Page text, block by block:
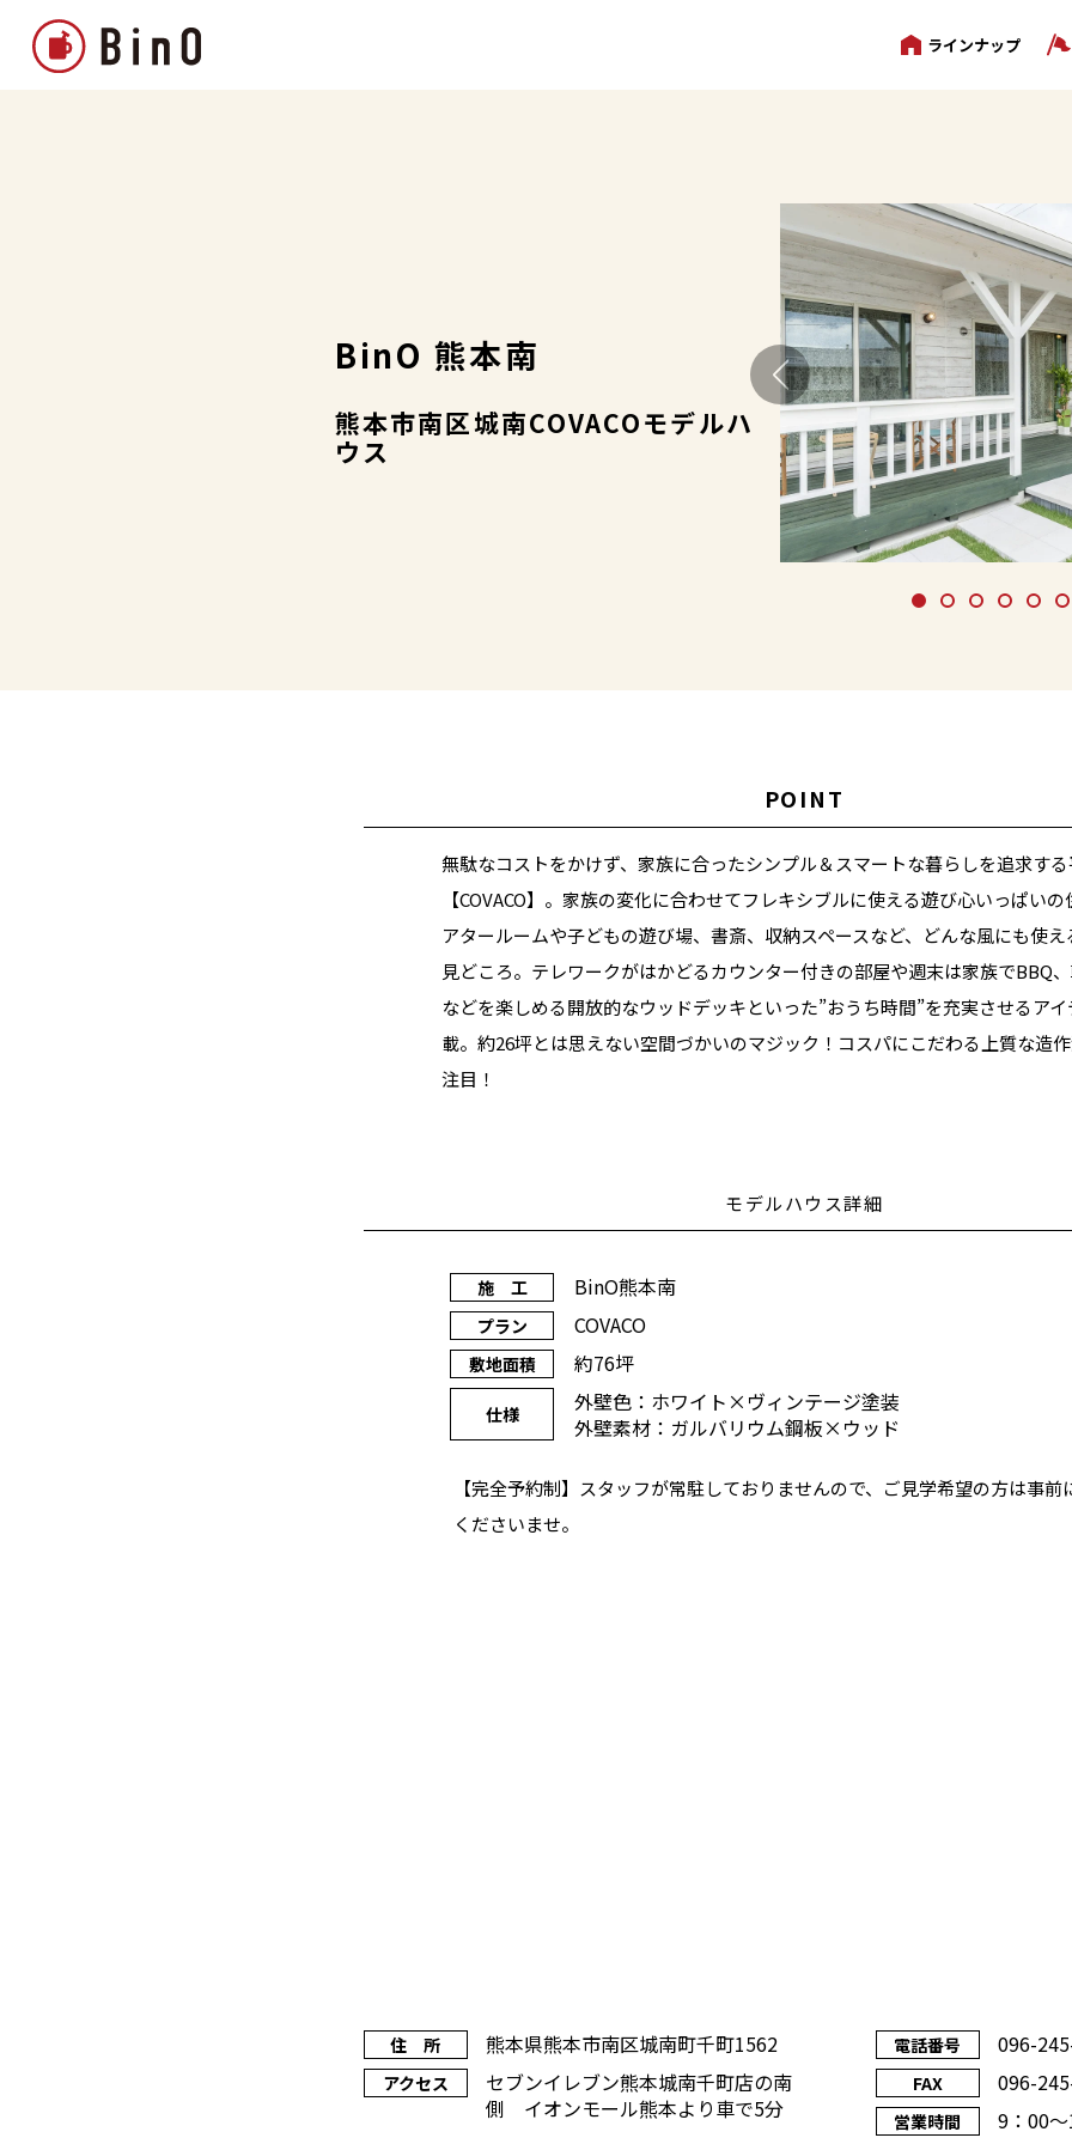
ラインナップ
BinO 熊本南
熊本市南区城南COVACOモデルハ
ウス
POINT
無駄なコストをかけず、家族に合ったシンプル＆スマートな暮らしを追求す
【COVACO】。家族の変化に合わせてフレキシブルに使える遊び心いっぱい
アタールームや子どもの遊び場、書斎、収納スペースなど、どんな風にも使
見どころ。テレワークがはかどるカウンター付きの部屋や週末は家族でBBQ
などを楽しめる開放的なウッドデッキといった”おうち時間”を充実させるア
載。約26坪とは思えない空間づかいのマジック！コスパにこだわる上質な造
注目！
モデルハウス詳細
施 工 BinO熊本南
プラン COVACO
敷地面積 約76坪
仕様
外壁色：ホワイト×ヴィンテージ塗装
外壁素材：ガルバリウム鋼板×ウッド
【完全予約制】スタッフが常駐しておりませんので、ご見学希望の方は事前
くださいませ。
住 所 熊本県熊本市南区城南町千町1562
アクセス
セブンイレブン熊本城南千町店の南
側 イオンモール熊本より車で5分
電話番号 096-
FAX 096-
営業時間 9：00